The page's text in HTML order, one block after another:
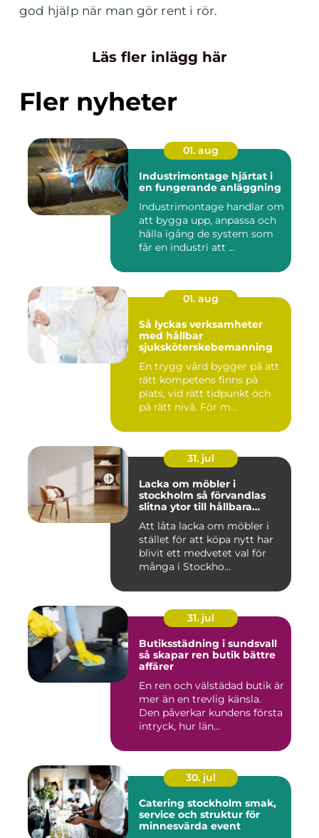
god hjälp när man gör rent i rör.
Läs fler inlägg här
Fler nyheter
01. aug
Industrimontage hjärtat i
en fungerande anläggning
Industrimontage handlar om
att bygga upp, anpassa och
hålla igång de system som
får en industri att ...
01. aug
Så lyckas verksamheter
med hållbar
sjuksköterskebemanning
En trygg vård bygger på att
rätt kompetens finns på
plats, vid rätt tidpunkt och
på rätt nivå. För m...
31. jul
Lacka om möbler i
stockholm så förvandlas
slitna ytor till hållbara
Att låta lacka om möbler i
stället för att köpa nytt har
blivit ett medvetet val för
många i Stockho...
31. jul
Butiksstädning i sundsvall
så skapar ren butik bättre
affärer
En ren och välstädad butik är
mer än en trevlig känsla.
Den påverkar kundens första
intryck, hur län...
30. jul
Catering stockholm smak,
service och struktur för
minnesvärda event